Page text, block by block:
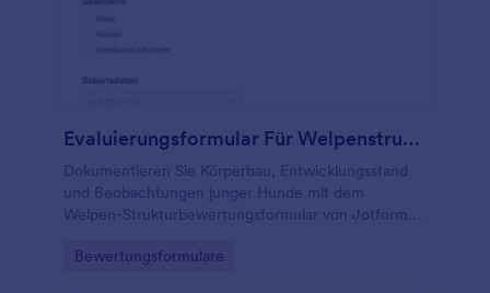
Evaluierungsformular Für Welpenstruktur
Dokumentieren Sie Körperbau, Entwicklungsstand
und Beobachtungen junger Hunde mit dem
Welpen-Strukturbewertungsformular von Jotform
inklusive digitaler Datenaufnahme und Auswertung.
Go to Category:
Bewertungsformulare